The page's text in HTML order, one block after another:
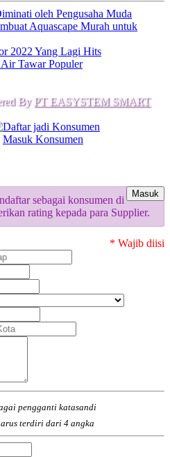
oleh Pengusaha Muda
Aquascape Murah untuk
2022 Yang Lagi Hits
Tawar Populer
By PT EASYSTEM SMART
Daftar jadi Konsumen
Masuk Konsumen
Masuk
sebagai konsumen di
rating kepada para Supplier.
* Wajib diisi
pengganti katasandi
terdiri dari 4 angka